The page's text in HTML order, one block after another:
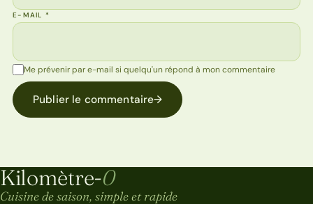
E-MAIL*
Me prévenir par e-mail si quelqu'un répond à mon commentaire
Publier le commentaire→
Kilomètre-0
Kilomètre-0
Cuisine de saison, simple et rapide